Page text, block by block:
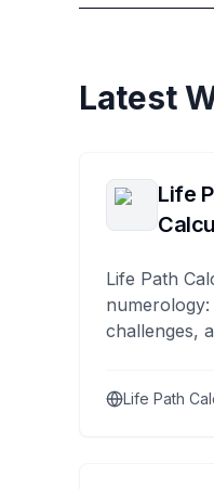
Latest
Life
Life Path
challenges,
Life Path